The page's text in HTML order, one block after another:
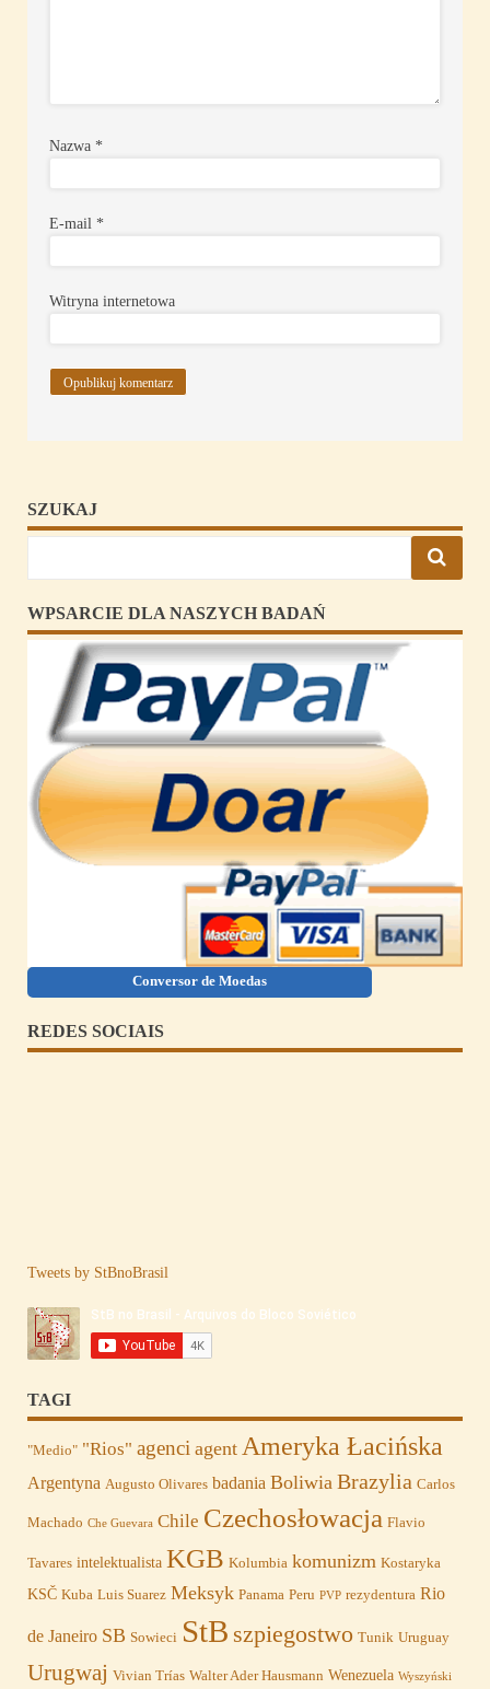
Nazwa *
E-mail *
Witryna internetowa
SZUKAJ
WPSARCIE DLA NASZYCH BADAŃ
Conversor de Moedas
REDES SOCIAIS
Tweets by StBnoBrasil
TAGI
"Medio" "Rios" agenci agent Ameryka Łacińska
Argentyna Augusto Olivares badania Boliwia Brazylia Carlos
Machado Che Guevara Chile Czechosłowacja Flavio
Tavares intelektualista KGB Kolumbia komunizm Kostaryka
KSČ Kuba Luis Suarez Meksyk Panama Peru PVP rezydentura Rio
de Janeiro SB Sowieci StB szpiegostwo Tunik Uruguay
Urugwaj Vivian Trías Walter Ader Hausmann Wenezuela Wyszyński